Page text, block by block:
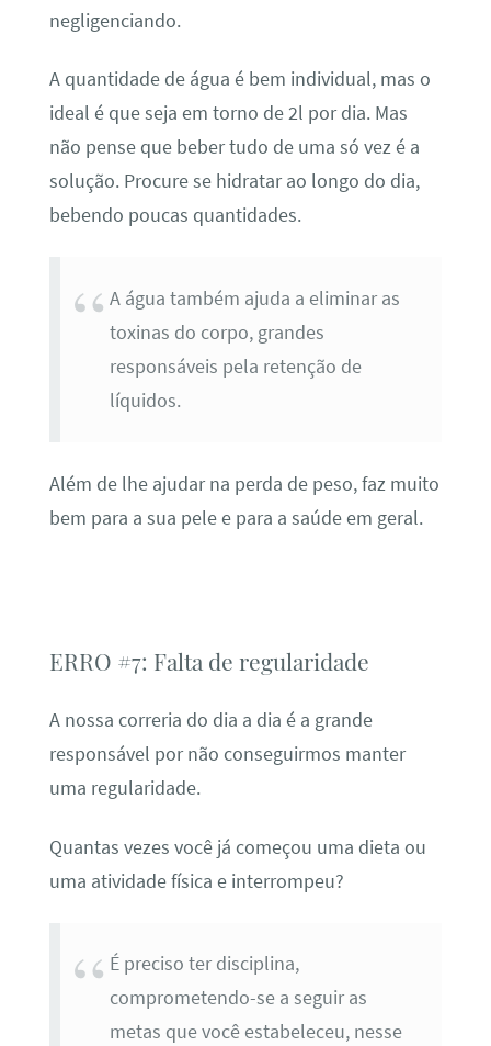
negligenciando.
A quantidade de água é bem individual, mas o
ideal é que seja em torno de 2l por dia. Mas
não pense que beber tudo de uma só vez é a
solução. Procure se hidratar ao longo do dia,
bebendo poucas quantidades.
A água também ajuda a eliminar as
toxinas do corpo, grandes
responsáveis pela retenção de
líquidos.
Além de lhe ajudar na perda de peso, faz muito
bem para a sua pele e para a saúde em geral.
ERRO #7: Falta de regularidade
A nossa correria do dia a dia é a grande
responsável por não conseguirmos manter
uma regularidade.
Quantas vezes você já começou uma dieta ou
uma atividade física e interrompeu?
É preciso ter disciplina,
comprometendo-se a seguir as
metas que você estabeleceu, nesse